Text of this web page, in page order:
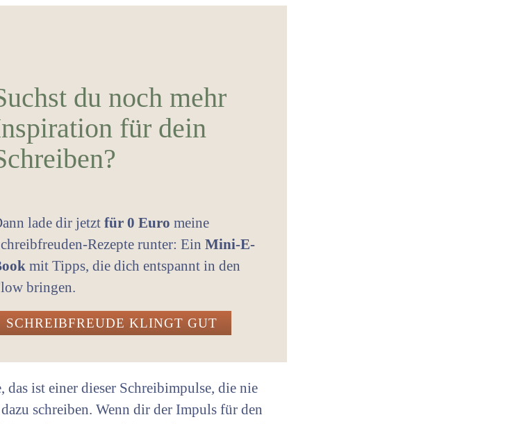
du noch mehr
für dein
lade dir jetztfür 0 Euro meine
Rezepte runter: EinMini-E-
mit Tipps, die dich entspannt in den
bringen.
SCHREIBFREUDE KLINGT GUT
ist einer dieser Schreibimpulse, die nie
dazu schreiben. Wenn dir der Impuls für den